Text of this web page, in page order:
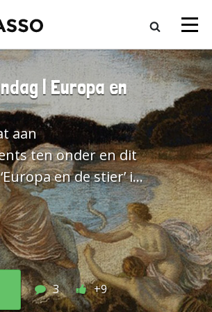
| Europa en
aan
ten onder en dit
en de stier’ is
in de
de
Het staat bij
ander
Het
viespeuk die zich
3 +9